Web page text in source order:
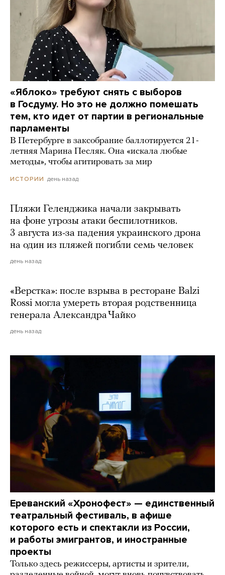
«Яблоко» требуют снять с выборов
в Госдуму. Но это не должно помешать
тем, кто идет от партии в региональные
парламенты
В Петербурге в заксобрание баллотируется 21-
летняя Марина Песляк. Она «искала любые
методы», чтобы агитировать за мир
ИСТОРИИ день назад
Пляжи Геленджика начали закрывать
на фоне угрозы атаки беспилотников.
3 августа из-за падения украинского дрона
на один из пляжей погибли семь человек
день назад
«Верстка»: после взрыва в ресторане Balzi
Rossi могла умереть вторая родственница
генерала Александра Чайко
день назад
Ереванский «Хронофест» — единственный
театральный фестиваль, в афише
которого есть и спектакли из России,
и работы эмигрантов, и иностранные
проекты
Только здесь режиссеры, артисты и зрители,